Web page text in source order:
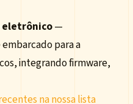
eletrônico—
para a
integrando firmware,
na nossa lista